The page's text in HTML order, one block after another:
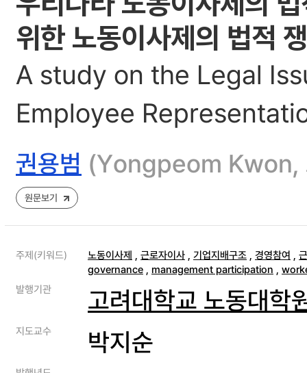
위한 노동이사제의 법적
A study on the Legal
Employee
권용범 (Yongpeom Kwon,
원문보기
주제(키워드) 노동이사제 , 근로자이사 , 기업지배구조 , 경영참여 ,
governance , management participation ,
발행기관
고려대학교 노동대학
지도교수 박지순